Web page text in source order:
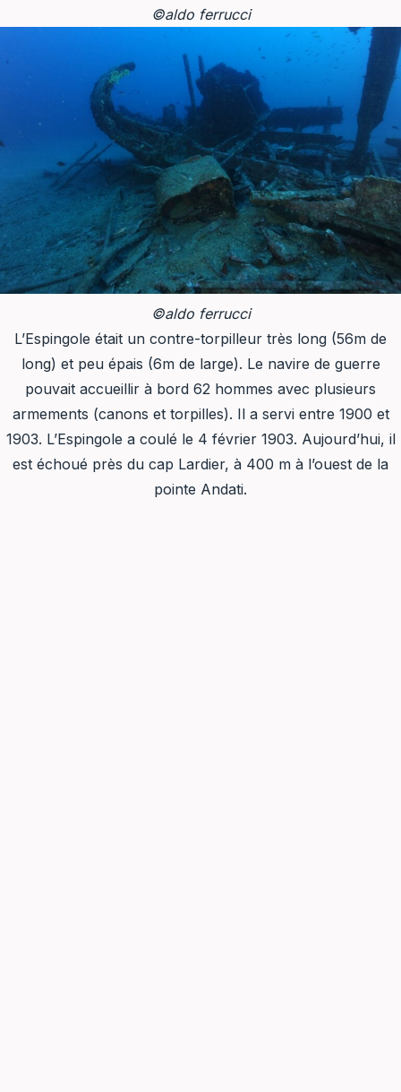
©aldo ferrucci
©aldo ferrucci
L’Espingole était un contre-torpilleur très long (56m de
long) et peu épais (6m de large). Le navire de guerre
pouvait accueillir à bord 62 hommes avec plusieurs
armements (canons et torpilles). Il a servi entre 1900 et
1903. L’Espingole a coulé le 4 février 1903. Aujourd’hui, il
est échoué près du cap Lardier, à 400 m à l’ouest de la
pointe Andati.